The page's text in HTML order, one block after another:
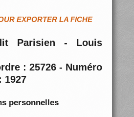
EXPORTER LA FICHE
Parisien - Louis
: 25726 - Numéro
1927
personnelles